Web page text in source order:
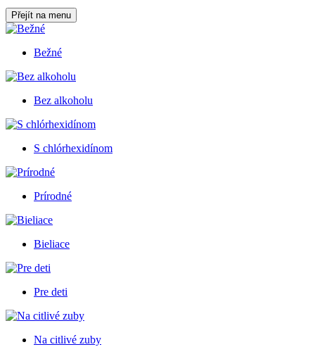
Přejít na menu
Bežné
Bez alkoholu
S chlórhexidínom
Prírodné
Bieliace
Pre deti
Na citlivé zuby